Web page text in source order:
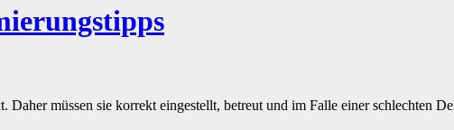
müssen sie korrekt eingestellt, betreut und im Falle einer schlechten